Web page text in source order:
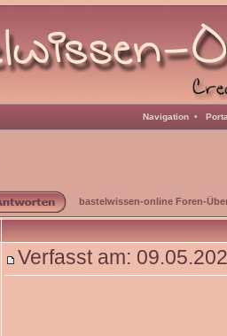
Navigation •
bastelwissen-online Foren-
Verfasst am: